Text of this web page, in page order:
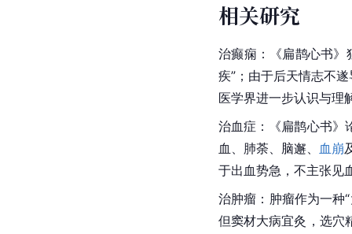
相关研究
治癫痫：《扁鹊心书》
疾”；由于后天情志不
医学界进一步认识与理
治血症：《扁鹊心书》
血、肺荼、脑邂、 血崩
于出血势急，不主张见
治肿瘤：肿瘤作为一种
但窦材大病宜灸，选穴